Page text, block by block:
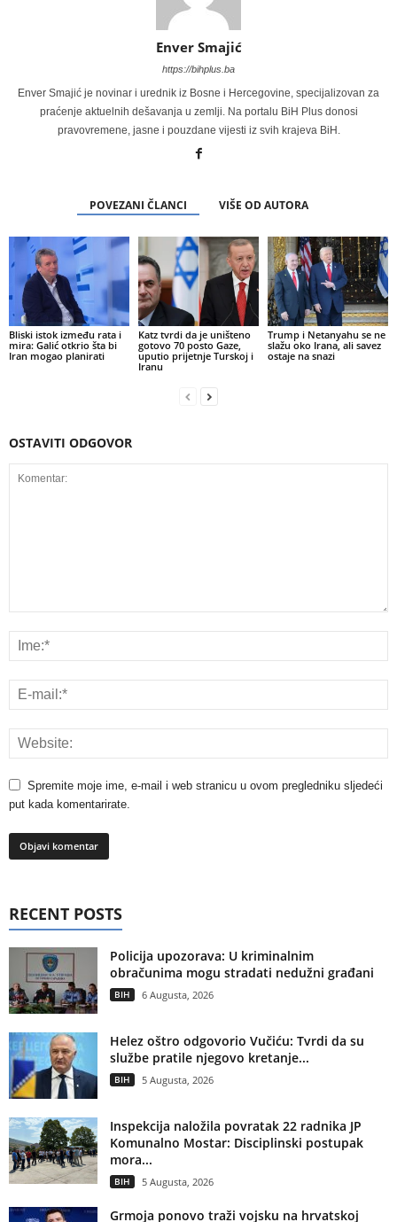
Enver Smajić
https://bihplus.ba
Enver Smajić je novinar i urednik iz Bosne i Hercegovine, specijalizovan za
praćenje aktuelnih dešavanja u zemlji. Na portalu BiH Plus donosi
pravovremene, jasne i pouzdane vijesti iz svih krajeva BiH.
POVEZANI ČLANCI VIŠE OD AUTORA
Bliski istok između rata i
mira: Galić otkrio šta bi
Iran mogao planirati
Katz tvrdi da je uništeno
gotovo 70 posto Gaze,
uputio prijetnje Turskoj i
Iranu
Trump i Netanyahu se ne
slažu oko Irana, ali savez
ostaje na snazi
OSTAVITI ODGOVOR
Spremite moje ime, e-mail i web stranicu u ovom pregledniku sljedeći
put kada komentarirate.
RECENT POSTS
Policija upozorava: U kriminalnim
obračunima mogu stradati nedužni građani
BIH 6 Augusta, 2026
Helez oštro odgovorio Vučiću: Tvrdi da su
službe pratile njegovo kretanje...
BIH 5 Augusta, 2026
Inspekcija naložila povratak 22 radnika JP
Komunalno Mostar: Disciplinski postupak
mora...
BIH 5 Augusta, 2026
Grmoja ponovo traži vojsku na hrvatskoj